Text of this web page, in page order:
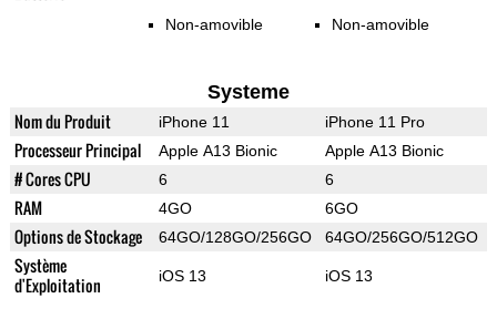
Non-amovible Non-amovible
Systeme
Nom du Produit iPhone 11 iPhone 11 Pro
Processeur Principal Apple A13 Bionic Apple A13 Bionic
# Cores CPU 6 6
RAM 4GO 6GO
Options de Stockage 64GO/128GO/256GO 64GO/256GO/512GO
Système
d'Exploitation
iOS 13 iOS 13